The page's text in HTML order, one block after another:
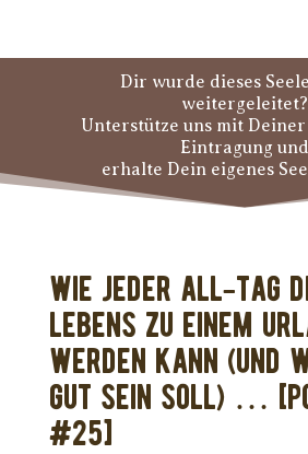
Dir wurde dieses
weitergeleitet?
Unterstütze uns mit
Eintragung und
erhalte Dein eigenes
Wie jeder All-Tag
Lebens zu einem
werden kann (und
gut sein soll) …
#25]